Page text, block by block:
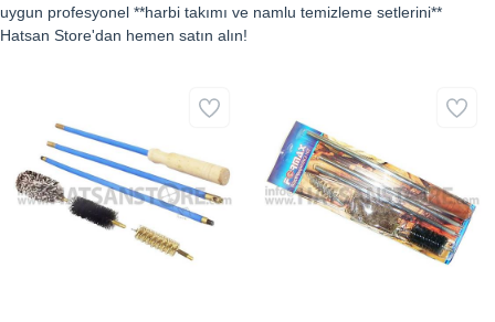
uygun profesyonel **harbi takımı ve namlu temizleme setlerini**
Hatsan Store'dan hemen satın alın!